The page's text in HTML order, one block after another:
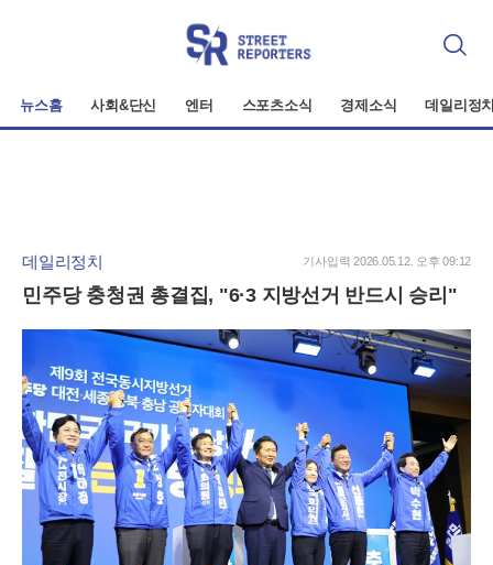
검
뉴스홈 사회&단신 엔터 스포츠소식 경제소식 데일리정
데일리정치
민주당 충청권 총결집, "6·3 지방선거 반드시 승리"
기사입력 2026.05.12. 오후 09:12